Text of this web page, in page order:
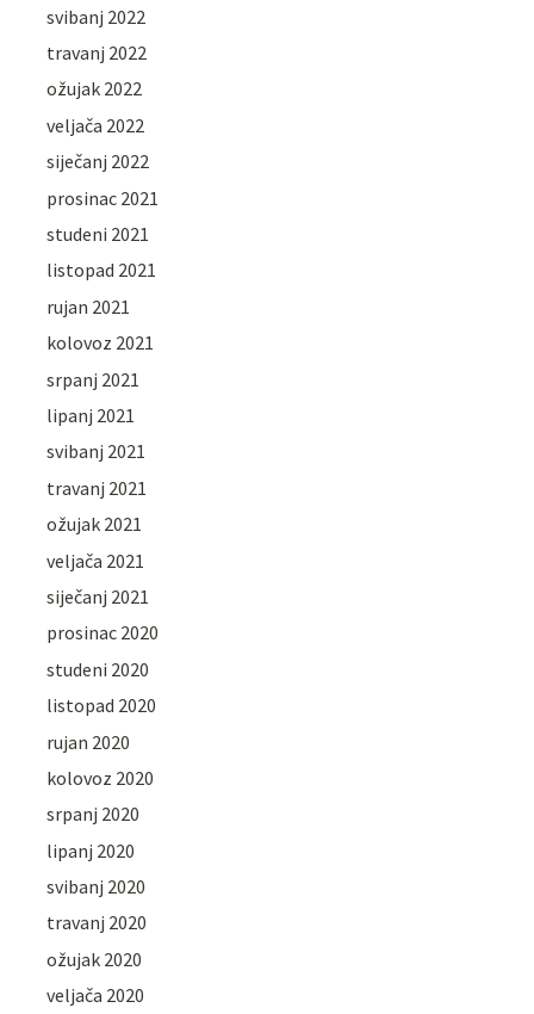
svibanj 2022
travanj 2022
ožujak 2022
veljača 2022
siječanj 2022
prosinac 2021
studeni 2021
listopad 2021
rujan 2021
kolovoz 2021
srpanj 2021
lipanj 2021
svibanj 2021
travanj 2021
ožujak 2021
veljača 2021
siječanj 2021
prosinac 2020
studeni 2020
listopad 2020
rujan 2020
kolovoz 2020
srpanj 2020
lipanj 2020
svibanj 2020
travanj 2020
ožujak 2020
veljača 2020